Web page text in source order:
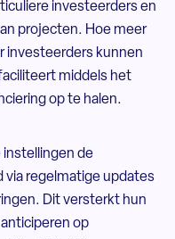
investeerders en
projecten. Hoe meer
investeerders kunnen
middels het
op te halen.
instellingen de
regelmatige updates
Dit versterkt hun
op